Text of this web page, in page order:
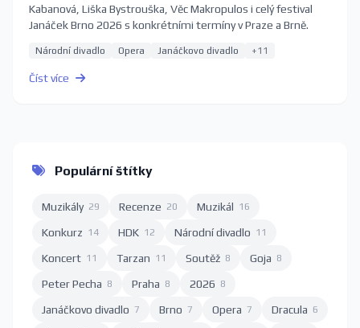
Kabanová, Liška Bystrouška, Věc Makropulos i celý festival
Janáček Brno 2026 s konkrétními termíny v Praze a Brně.
Národní divadlo Opera Janáčkovo divadlo +11
Číst více
Populární štítky
Muzikály 29 Recenze 20 Muzikál 16
Konkurz 14 HDK 12 Národní divadlo 11
Koncert 11 Tarzan 11 Soutěž 8 Goja 8
Peter Pecha 8 Praha 8 2026 8
Janáčkovo divadlo 7 Brno 7 Opera 7 Dracula 6